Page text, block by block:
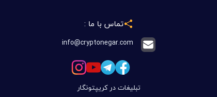
تماس با ما :
info@cryptonegar.com
تبلیغات در کریپتونگار